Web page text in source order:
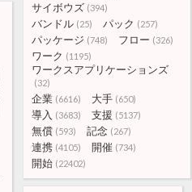
サイボウズ (394)
バンドル (25) パック (257)
パッケージ (748) フロー (326)
ワーク (1195)
ワークスアプリケーションズ
(32)
企業 (6616) 大手 (650)
導入 (3683) 支援 (5137)
無償 (593) 記念 (267)
連携 (4105) 開催 (734)
開始 (22402)